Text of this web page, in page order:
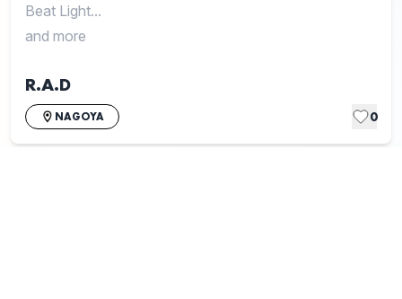
Beat Light...
and more
R.A.D
NAGOYA 0